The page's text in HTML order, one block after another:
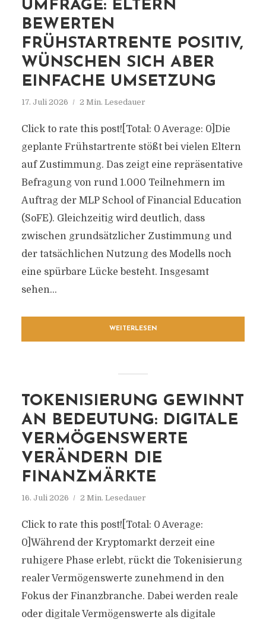
UMFRAGE: ELTERN
BEWERTEN
FRÜHSTARTRENTE POSITIV,
WÜNSCHEN SICH ABER
EINFACHE UMSETZUNG
17. Juli 2026 2 Min. Lesedauer
Click to rate this post![Total: 0 Average: 0]Die
geplante Frühstartrente stößt bei vielen Eltern
auf Zustimmung. Das zeigt eine repräsentative
Befragung von rund 1.000 Teilnehmern im
Auftrag der MLP School of Financial Education
(SoFE). Gleichzeitig wird deutlich, dass
zwischen grundsätzlicher Zustimmung und
der tatsächlichen Nutzung des Modells noch
eine spürbare Lücke besteht. Insgesamt
sehen...
WEITERLESEN
TOKENISIERUNG GEWINNT
AN BEDEUTUNG: DIGITALE
VERMÖGENSWERTE
VERÄNDERN DIE
FINANZMÄRKTE
16. Juli 2026 2 Min. Lesedauer
Click to rate this post![Total: 0 Average:
0]Während der Kryptomarkt derzeit eine
ruhigere Phase erlebt, rückt die Tokenisierung
realer Vermögenswerte zunehmend in den
Fokus der Finanzbranche. Dabei werden reale
oder digitale Vermögenswerte als digitale